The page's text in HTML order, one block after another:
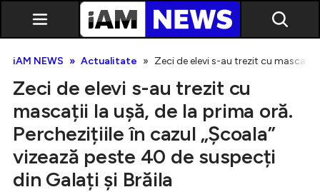
Exclusiv
iAM NEWS Actualitate Zeci de elevi s-au trezit cu mascații
Zeci de elevi s-au trezit cu
mascații la ușă, de la prima oră.
Perchezițiile în cazul „Școala”
vizează peste 40 de suspecți
din Galați și Brăila